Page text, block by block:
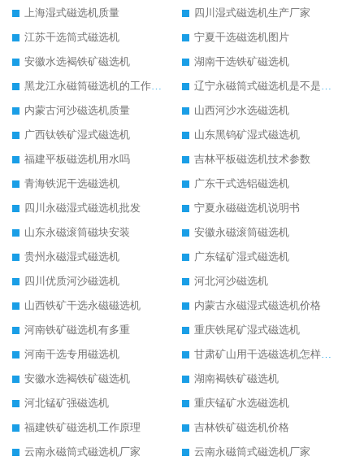
上海湿式磁选机质量
四川湿式磁选机生产厂家
江苏干选筒式磁选机
宁夏干选磁选机图片
安徽水选褐铁矿磁选机
湖南干选铁矿磁选机
黑龙江永磁筒磁选机的工作原理
辽宁永磁筒式磁选机是不是强磁
内蒙古河沙磁选机质量
山西河沙水选磁选机
广西钛铁矿湿式磁选机
山东黑钨矿湿式磁选机
福建平板磁选机用水吗
吉林平板磁选机技术参数
青海铁泥干选磁选机
广东干式选铝磁选机
四川永磁湿式磁选机批发
宁夏永磁磁选机说明书
山东永磁滚筒磁块安装
安徽永磁滚筒磁选机
贵州永磁湿式磁选机
广东锰矿湿式磁选机
四川优质河沙磁选机
河北河沙磁选机
山西铁矿干选永磁磁选机
内蒙古永磁湿式磁选机价格
河南铁矿磁选机有多重
重庆铁尾矿湿式磁选机
河南干选专用磁选机
甘肃矿山用干选磁选机怎样调磁
安徽水选褐铁矿磁选机
湖南褐铁矿磁选机
河北锰矿强磁选机
重庆锰矿水选磁选机
福建铁矿磁选机工作原理
吉林铁矿磁选机价格
云南永磁筒式磁选机厂家
云南永磁筒式磁选机厂家